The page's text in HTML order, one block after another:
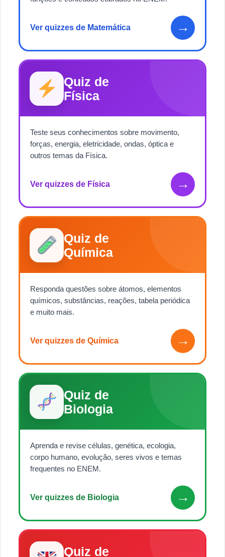
Ver quizzes de Matemática →
Quiz de
Física
Teste seus conhecimentos sobre movimento,
forças, energia, eletricidade, ondas, óptica e
outros temas da Física.
Ver quizzes de Física →
Quiz de
Química
Responda questões sobre átomos, elementos
químicos, substâncias, reações, tabela periódica
e muito mais.
Ver quizzes de Química →
Quiz de
Biologia
Aprenda e revise células, genética, ecologia,
corpo humano, evolução, seres vivos e temas
frequentes no ENEM.
Ver quizzes de Biologia →
Quiz de